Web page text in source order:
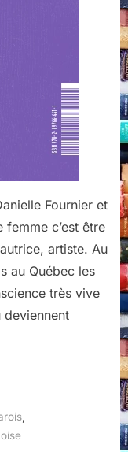
Fournier et
c’est être
artiste. Au
au Québec les
très vive